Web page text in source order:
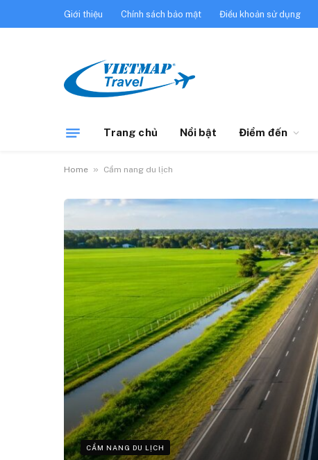
Giới thiệu Chính sách bảo mật Điều khoản sử dụng
Trang chủ Nổi bật Điểm đến
Home » Cẩm nang du lịch
CẨM NANG DU LỊCH